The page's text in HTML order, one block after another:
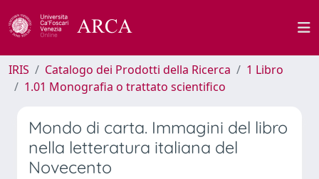
IRIS Catalogo dei Prodotti della Ricerca
1 Libro
1.01 Monografia o trattato scientifico
Mondo di carta. Immagini del libro
nella letteratura italiana del
Novecento